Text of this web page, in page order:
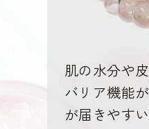
肌の水分や
バリア機能
が届きやす